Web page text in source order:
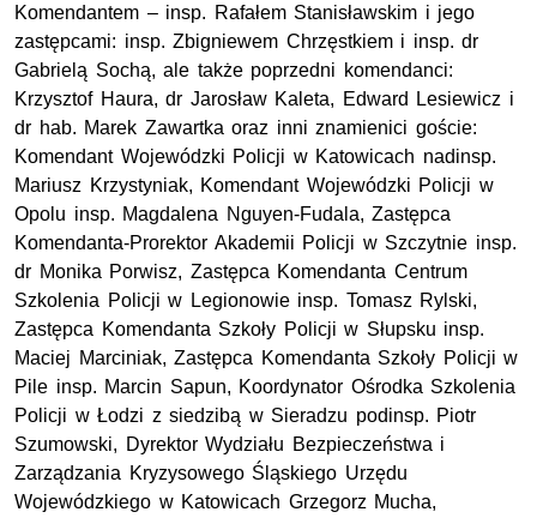
Komendantem – insp. Rafałem Stanisławskim i jego
zastępcami: insp. Zbigniewem Chrzęstkiem i insp. dr
Gabrielą Sochą, ale także poprzedni komendanci:
Krzysztof Haura, dr Jarosław Kaleta, Edward Lesiewicz i
dr hab. Marek Zawartka oraz inni znamienici goście:
Komendant Wojewódzki Policji w Katowicach nadinsp.
Mariusz Krzystyniak, Komendant Wojewódzki Policji w
Opolu insp. Magdalena Nguyen-Fudala, Zastępca
Komendanta-Prorektor Akademii Policji w Szczytnie insp.
dr Monika Porwisz, Zastępca Komendanta Centrum
Szkolenia Policji w Legionowie insp. Tomasz Rylski,
Zastępca Komendanta Szkoły Policji w Słupsku insp.
Maciej Marciniak, Zastępca Komendanta Szkoły Policji w
Pile insp. Marcin Sapun, Koordynator Ośrodka Szkolenia
Policji w Łodzi z siedzibą w Sieradzu podinsp. Piotr
Szumowski, Dyrektor Wydziału Bezpieczeństwa i
Zarządzania Kryzysowego Śląskiego Urzędu
Wojewódzkiego w Katowicach Grzegorz Mucha,